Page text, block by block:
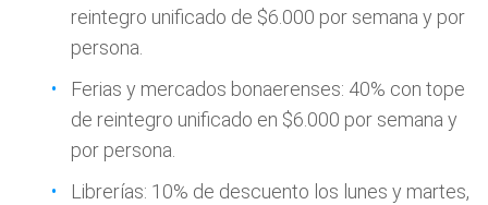
reintegro unificado de $6.000 por semana y por
persona.
Ferias y mercados bonaerenses: 40% con tope
de reintegro unificado en $6.000 por semana y
por persona.
Librerías: 10% de descuento los lunes y martes,